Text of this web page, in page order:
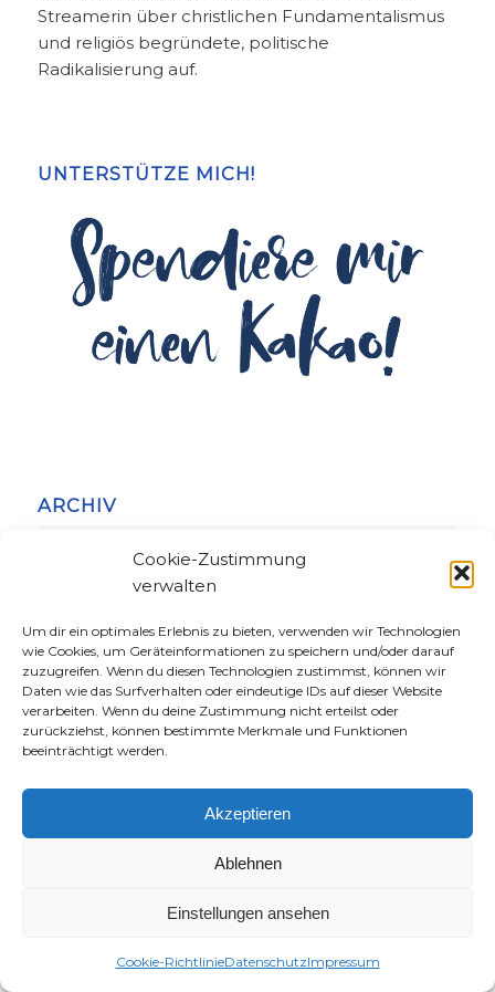
Cookie-Zustimmung
verwalten
Um dir ein optimales Erlebnis zu bieten, verwenden wir Technologien
wie Cookies, um Geräteinformationen zu speichern und/oder darauf
zuzugreifen. Wenn du diesen Technologien zustimmst, können wir
Daten wie das Surfverhalten oder eindeutige IDs auf dieser Website
verarbeiten. Wenn du deine Zustimmung nicht erteilst oder
zurückziehst, können bestimmte Merkmale und Funktionen
beeinträchtigt werden.
Akzeptieren
Ablehnen
Einstellungen ansehen
Cookie-RichtlinieDatenschutzImpressum
Streamerin über christlichen Fundamentalismus
und religiös begründete, politische
Radikalisierung auf.
UNTERSTÜTZE MICH!
ARCHIV
KATEGORIEN
Kategorien
NEUE BLOGBEITRÄGE
Warum ich als Ex-AfD-Wählerin & Christin das Christentum gefährlicher
Warum ich als Feministin Jesus cool finde – Part 3 13. Juli 2026
Warum ich als Feministin Jesus cool finde – Part 2 2. Juli 2026